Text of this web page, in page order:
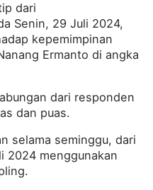
dari
Senin, 29 Juli 2024,
kepemimpinan
Ermanto di angka
dari responden
dan puas.
selama seminggu, dari
2024 menggunakan